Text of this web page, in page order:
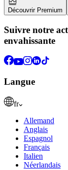
Découvrir Premium
Suivre notre
envahissante
Langue
fr
Allemand
Anglais
Espagnol
Français
Italien
Néerlandais